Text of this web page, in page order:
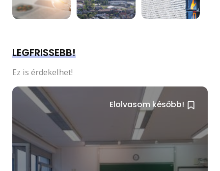
LEGFRISSEBB!
Ez is érdekelhet!
Elolvasom később!